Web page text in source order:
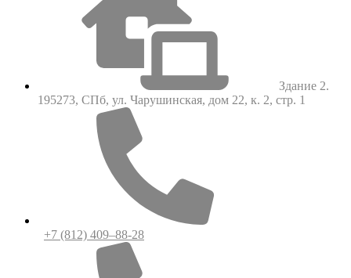
Здание 2.
195273, СПб, ул. Чарушинская, дом 22, к. 2, стр. 1
+7 (812) 409–88-28